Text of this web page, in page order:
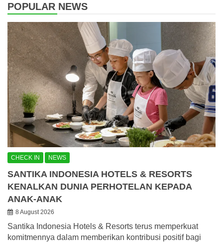
POPULAR NEWS
CHECK IN NEWS
SANTIKA INDONESIA HOTELS & RESORTS
KENALKAN DUNIA PERHOTELAN KEPADA
ANAK-ANAK
8 August 2026
Santika Indonesia Hotels & Resorts terus memperkuat
komitmennya dalam memberikan kontribusi positif bagi